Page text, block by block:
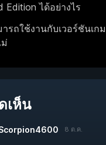
Edition ได้อย่างไร
รถใช้งานกับเวอร์ชันเก
เห็น
8 ต.ค.